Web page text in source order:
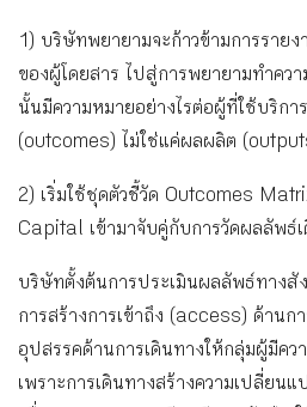
1) บริษัทพยายามจะก้าวข้ามการรายง
ของผู้โดยสาร ไปสู่การพยายามทำควา
นั้นมีความหมายอย่างไรต่อผู้ที่ใช้บริก
(outcomes) ไม่ใช่แค่ผลผลิต
2) เริ่มใช้ชุดตัวชี้วัด Outcomes
Capital เข้ามาจับคู่กับการวัดผลลัพธ์เ
บริษัทตั้งต้นการประเมินผลลัพธ์ทางสั
การสร้างการเข้าถึง (access) ด้านก
อุปสรรคด้านการเดินทางให้กลุ่มผู้มีคว
เพราะการเดินทางสร้างความเปลี่ยน